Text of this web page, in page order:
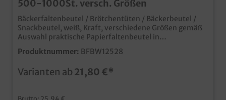
500-1000St. versch. Größen
Bäckerfaltenbeutel / Brötchentüten / Bäckerbeutel /
Snackbeutel, weiß, Kraft, verschiedene Größen gemäß
Auswahl praktische Papierfaltenbeutel in
verschiedenen Größenqualitatives Kraftpapier
neutrales weiß für zahlreiche Einsatzbereiche ideal für
je Größe individuell bedruckbar
Produktnummer: BFBW12528
Varianten ab 21,80 €*